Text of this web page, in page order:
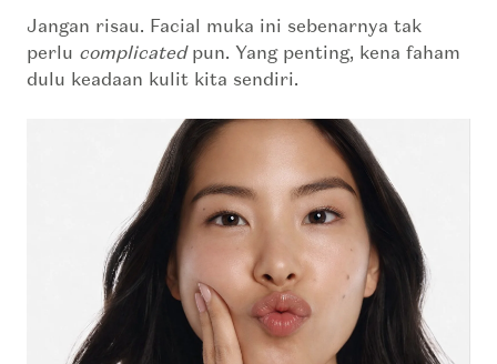
Jangan risau. Facial muka ini sebenarnya tak
perlu complicated pun. Yang penting, kena faham
dulu keadaan kulit kita sendiri.